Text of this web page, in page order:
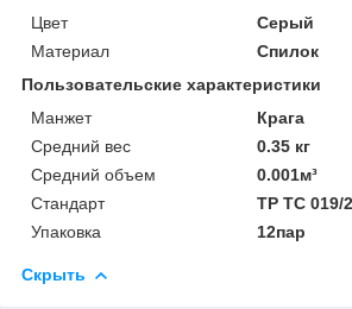
Цвет
Серый
Материал
Спилок
Пользовательские характеристики
Манжет
Крага
Средний вес
0.35 кг
Средний объем
0.001м³
Стандарт
ТР ТС 019/
Упаковка
12пар
Скрыть